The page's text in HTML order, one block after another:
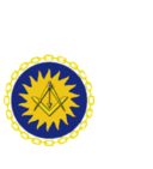
springen